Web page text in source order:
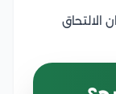
أجل ضمان الالتحاق